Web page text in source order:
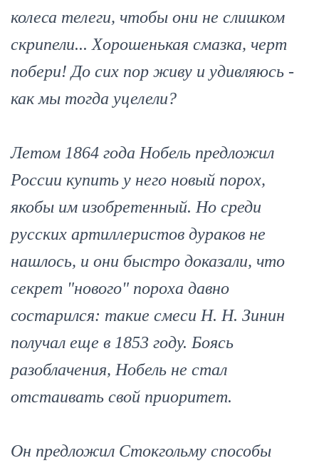
колеса телеги, чтобы они не слишком
скрипели... Хорошенькая смазка, черт
побери! До сих пор живу и удивляюсь -
как мы тогда уцелели?
Летом 1864 года Нобель предложил
России купить у него новый порох,
якобы им изобретенный. Но среди
русских артиллеристов дураков не
нашлось, и они быстро доказали, что
секрет "нового" пороха давно
состарился: такие смеси Н. Н. Зинин
получал еще в 1853 году. Боясь
разоблачения, Нобель не стал
отстаивать свой приоритет.
Он предложил Стокгольму способы